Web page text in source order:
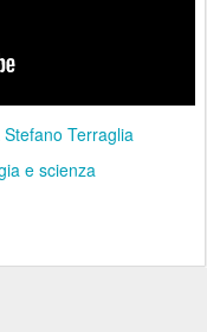
Stefano Terraglia
e scienza